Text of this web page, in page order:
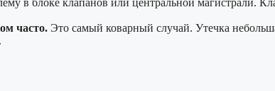
в блоке клапанов или центральной магистрали.
часто. Это самый коварный случай. Утечка